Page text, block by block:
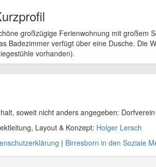
großzügige Ferienwohnung mit großem
Badezimmer verfügt über eine Dusche. Die
vorhanden).
soweit nicht anders angegeben:
Layout & Konzept: Holger Lersch
| Birresborn in den Soziale